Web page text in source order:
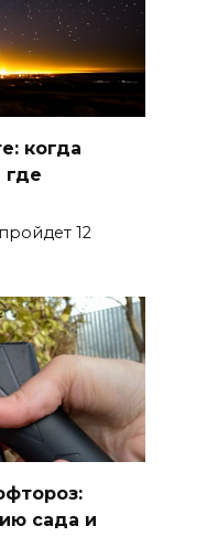
когда
где
12
сада и